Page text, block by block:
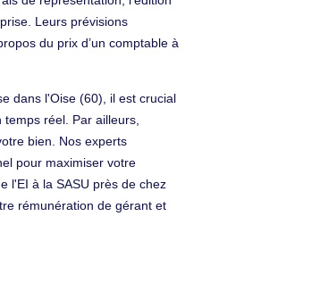
Leurs prévisions
du prix d’un comptable à
dans l'Oise (60), il est crucial
réel. Par ailleurs,
bien. Nos experts
pour maximiser votre
l'EI à la SASU près de chez
rémunération de gérant et